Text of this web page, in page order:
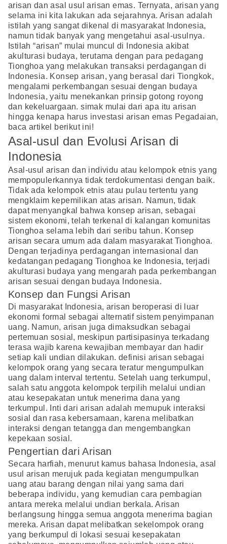
arisan dan asal usul arisan emas. Ternyata, arisan yang
selama ini kita lakukan ada sejarahnya. Arisan adalah
istilah yang sangat dikenal di masyarakat Indonesia,
namun tidak banyak yang mengetahui asal-usulnya.
Istilah “arisan” mulai muncul di Indonesia akibat
akulturasi budaya, terutama dengan para pedagang
Tionghoa yang melakukan transaksi perdagangan di
Indonesia. Konsep arisan, yang berasal dari Tiongkok,
mengalami perkembangan sesuai dengan budaya
Indonesia, yaitu menekankan prinsip gotong royong
dan kekeluargaan. simak mulai dari apa itu arisan
hingga kenapa harus investasi arisan emas Pegadaian,
baca artikel berikut ini!
Asal-usul dan Evolusi Arisan di
Indonesia
Asal-usul arisan dan individu atau kelompok etnis yang
mempopulerkannya tidak terdokumentasi dengan baik.
Tidak ada kelompok etnis atau pulau tertentu yang
mengklaim kepemilikan atas arisan. Namun, tidak
dapat menyangkal bahwa konsep arisan, sebagai
sistem ekonomi, telah terkenal di kalangan komunitas
Tionghoa selama lebih dari seribu tahun. Konsep
arisan secara umum ada dalam masyarakat Tionghoa.
Dengan terjadinya perdagangan internasional dan
kedatangan pedagang Tionghoa ke Indonesia, terjadi
akulturasi budaya yang mengarah pada perkembangan
arisan sesuai dengan budaya Indonesia.
Konsep dan Fungsi Arisan
Di masyarakat Indonesia, arisan beroperasi di luar
ekonomi formal sebagai alternatif sistem penyimpanan
uang. Namun, arisan juga dimaksudkan sebagai
pertemuan sosial, meskipun partisipasinya terkadang
terasa wajib karena kewajiban membayar dan hadir
setiap kali undian dilakukan. definisi arisan sebagai
kelompok orang yang secara teratur mengumpulkan
uang dalam interval tertentu. Setelah uang terkumpul,
salah satu anggota kelompok terpilih melalui undian
atau kesepakatan untuk menerima dana yang
terkumpul. Inti dari arisan adalah memupuk interaksi
sosial dan rasa kebersamaan, karena melibatkan
interaksi dengan tetangga dan mengembangkan
kepekaan sosial.
Pengertian dari Arisan
Secara harfiah, menurut kamus bahasa Indonesia, asal
usul arisan merujuk pada kegiatan mengumpulkan
uang atau barang dengan nilai yang sama dari
beberapa individu, yang kemudian cara pembagian
antara mereka melalui undian berkala. Arisan
berlangsung hingga semua anggota menerima bagian
mereka. Arisan dapat melibatkan sekelompok orang
yang berkumpul di lokasi sesuai kesepakatan